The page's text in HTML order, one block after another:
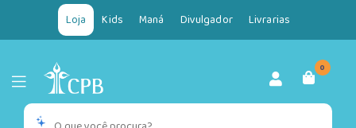
Loja Kids Maná Divulgador Livrarias
0